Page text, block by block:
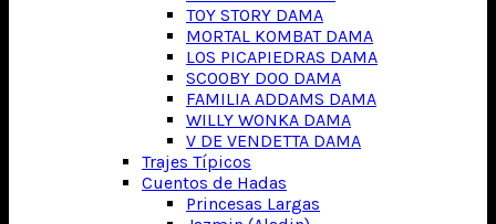
TOY STORY DAMA
MORTAL KOMBAT DAMA
LOS PICAPIEDRAS DAMA
SCOOBY DOO DAMA
FAMILIA ADDAMS DAMA
WILLY WONKA DAMA
V DE VENDETTA DAMA
Trajes Típicos
Cuentos de Hadas
Princesas Largas